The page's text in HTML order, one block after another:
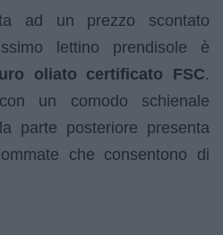
ad un prezzo scontato
lettino prendisole è
oliato certificato FSC.
un comodo schienale
parte posteriore presenta
che consentono di